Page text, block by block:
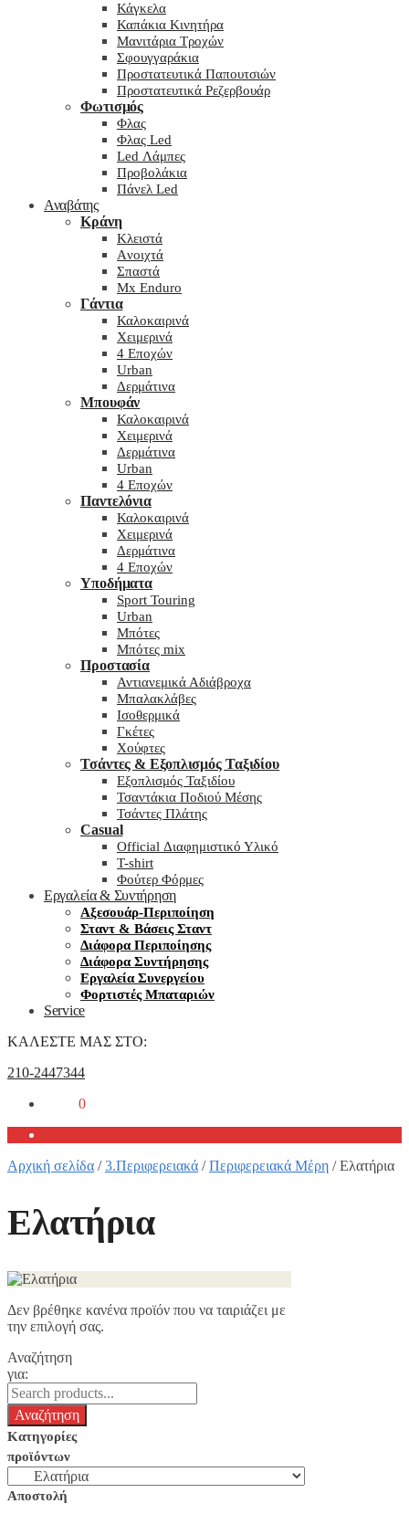
Κάγκελα
Καπάκια Κινητήρα
Μανιτάρια Τροχών
Σφουγγαράκια
Προστατευτικά Παπουτσιών
Προστατευτικά Ρεζερβουάρ
Φωτισμός
Φλας
Φλας Led
Led Λάμπες
Προβολάκια
Πάνελ Led
Αναβάτης
Κράνη
Kλειστά
Aνοιχτά
Σπαστά
Mx Enduro
Γάντια
Καλοκαιρινά
Χειμερινά
4 Εποχών
Urban
Δερμάτινα
Μπουφάν
Καλοκαιρινά
Χειμερινά
Δερμάτινα
Urban
4 Εποχών
Παντελόνια
Καλοκαιρινά
Χειμερινά
Δερμάτινα
4 Εποχών
Υποδήματα
Sport Touring
Urban
Μπότες
Μπότες mix
Προστασία
Αντιανεμικά Αδιάβροχα
Μπαλακλάβες
Ισοθερμικά
Γκέτες
Χούφτες
Τσάντες & Εξοπλισμός Ταξιδίου
Εξοπλισμός Ταξιδίου
Τσαντάκια Ποδιού Μέσης
Τσάντες Πλάτης
Casual
Official Διαφημιστικό Υλικό
T-shirt
Φούτερ Φόρμες
Εργαλεία & Συντήρηση
Αξεσουάρ-Περιποίηση
Σταντ & Βάσεις Σταντ
Διάφορα Περιποίησης
Διάφορα Συντήρησης
Εργαλεία Συνεργείου
Φορτιστές Μπαταριών
Service
ΚΑΛΕΣΤΕ ΜΑΣ ΣΤΟ:
210-2447344
0
Αρχική σελίδα /3.Περιφερειακά /Περιφερειακά Μέρη /Ελατήρια
Ελατήρια
Δεν βρέθηκε κανένα προϊόν που να ταιριάζει με
την επιλογή σας.
Αναζήτηση
για:
Κατηγορίες
προϊόντων
Αποστολή